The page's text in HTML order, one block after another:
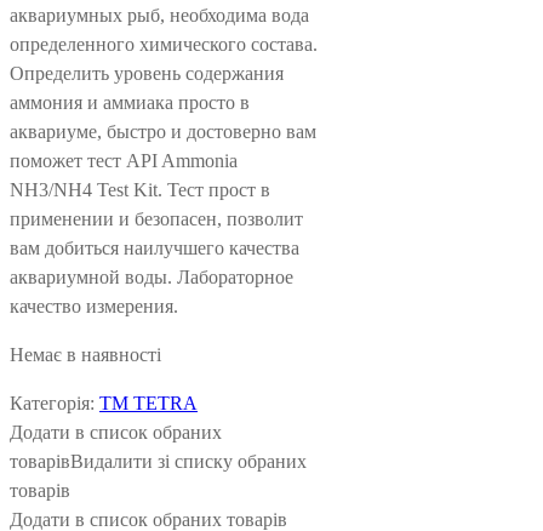
аквариумных рыб, необходима вода
определенного химического состава.
Определить уровень содержания
аммония и аммиака просто в
аквариуме, быстро и достоверно вам
поможет тест API Ammonia
NH3/NH4 Test Kit. Тест прост в
применении и безопасен, позволит
вам добиться наилучшего качества
аквариумной воды. Лабораторное
качество измерения.
Немає в наявності
Категорія: ТМ TETRA
Додати в список обраних
товарівВидалити зі списку обраних
товарів
Додати в список обраних товарів